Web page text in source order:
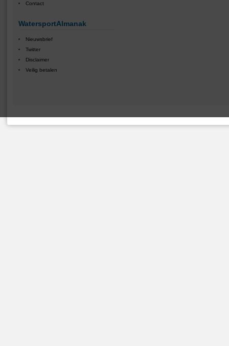
Contact
WatersportAlmanak
Nieuwsbrief
Twitter
Disclaimer
Veilig betalen